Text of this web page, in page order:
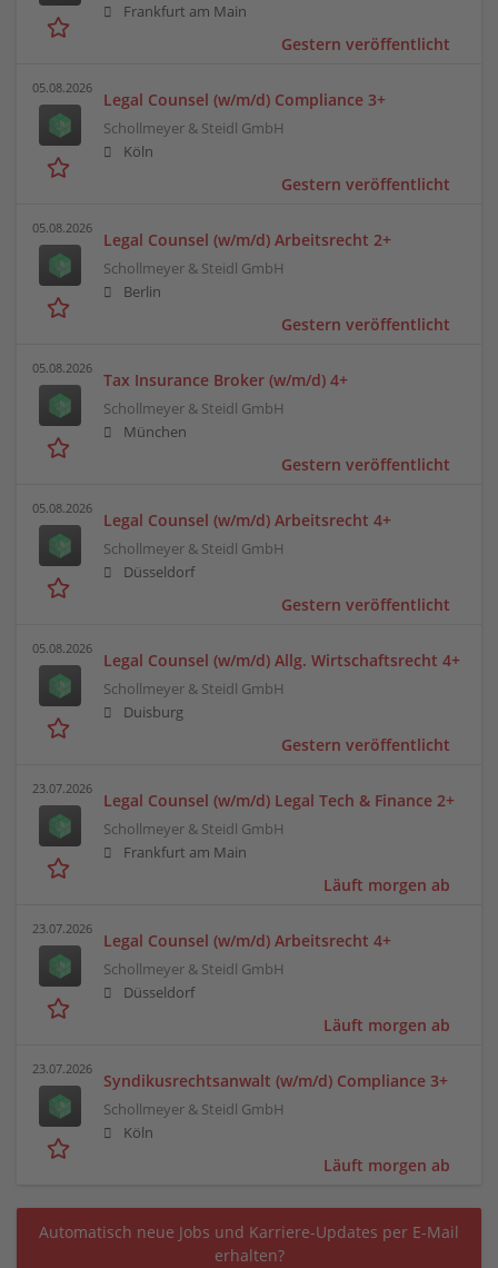
Frankfurt am Main
Gestern veröffentlicht
05.08.2026
Legal Counsel (w/m/d) Compliance 3+
Schollmeyer & Steidl GmbH
Köln
Gestern veröffentlicht
05.08.2026
Legal Counsel (w/m/d) Arbeitsrecht 2+
Schollmeyer & Steidl GmbH
Berlin
Gestern veröffentlicht
05.08.2026
Tax Insurance Broker (w/m/d) 4+
Schollmeyer & Steidl GmbH
München
Gestern veröffentlicht
05.08.2026
Legal Counsel (w/m/d) Arbeitsrecht 4+
Schollmeyer & Steidl GmbH
Düsseldorf
Gestern veröffentlicht
05.08.2026
Legal Counsel (w/m/d) Allg. Wirtschaftsrecht 4+
Schollmeyer & Steidl GmbH
Duisburg
Gestern veröffentlicht
23.07.2026
Legal Counsel (w/m/d) Legal Tech & Finance 2+
Schollmeyer & Steidl GmbH
Frankfurt am Main
Läuft morgen ab
23.07.2026
Legal Counsel (w/m/d) Arbeitsrecht 4+
Schollmeyer & Steidl GmbH
Düsseldorf
Läuft morgen ab
23.07.2026
Syndikusrechtsanwalt (w/m/d) Compliance 3+
Schollmeyer & Steidl GmbH
Köln
Läuft morgen ab
Automatisch neue Jobs und Karriere-Updates per E-Mail
erhalten?